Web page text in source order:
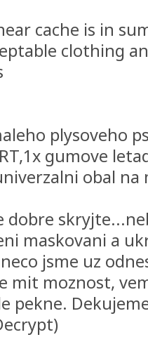
cache is in
clothing
plysoveho
gumove
obal na
dobre
maskovani a
jsme uz
mit moznost,
pekne.
)